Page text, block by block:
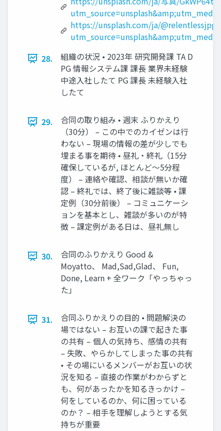
https://unsplash.com/ja/@relentlessjpg?
28.
組織の状況 • 2023年 研究開発課 TA D
PG 情報システム課 課長 業界未経験
中途入社したて PG 課長 未経験入社
したて
29.
合同の取り組み • 週末 ふりかえり
（30分） – この中でのカイゼンは行
わない – 現場の情報の差が少しでも
埋まる事を期待 • 昼礼・終礼（15分
確保しているが, ほとんど～5分程
度） – 連絡や確認、相談が無いか確
認 – 終礼では、終了後に雑談等 • 課
定例（30分前後） – コミュニケーシ
ョンを基本とし、雑談が多いのが特
徴 – 課定例がある日は、昼礼無し
30.
合同のふりかえり Good &
Moyatto、 Mad,Sad,Glad、 Fun,
Done, Learn + 全ワーク「やっちゃっ
た」
31.
合同ふりかえりの目的 • 問題解決の
場ではない – お互いの課で起きた事
の共有 – 個人の気持ち、感情の共有
– 失敗、やらかしてしまった事の共有
• その場にいるメンバーがお互いの状
況を知る – 直接の作業がわからずと
も、何があったかを知るきっかけ –
何をしているのか、何に困っている
のか？ – 相手を理解しようとする気
持ちが重要